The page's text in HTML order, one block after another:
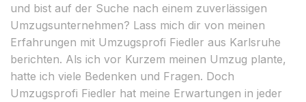
und bist auf der Suche nach einem zuverlässigen
Umzugsunternehmen? Lass mich dir von meinen
Erfahrungen mit Umzugsprofi Fiedler aus Karlsruhe
berichten. Als ich vor Kurzem meinen Umzug plante,
hatte ich viele Bedenken und Fragen. Doch
Umzugsprofi Fiedler hat meine Erwartungen in jeder